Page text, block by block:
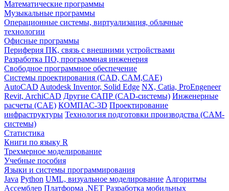
Математические программы
Музыкальные программы
Операционные системы, виртуализация, облачные
технологии
Офисные программы
Периферия ПК, связь с внешними устройствами
Разработка ПО, программная инженерия
Свободное программное обеспечение
Системы проектирования (CAD, CAM,CAE)
AutoCAD Autodesk Inventor, Solid Edge NX, Catia, ProEngeneer
Revit, ArchiCAD Другие САПР (CAD-системы) Инженерные
расчеты (CAE) КОМПАС-3D Проектирование
инфраструктуры Технология подготовки производства (CAM-
системы)
Статистика
Книги по языку R
Трехмерное моделирование
Учебные пособия
Языки и системы программирования
Java Python UML, визуальное моделирование Алгоритмы
Ассемблер Платформа .NET Разработка мобильных